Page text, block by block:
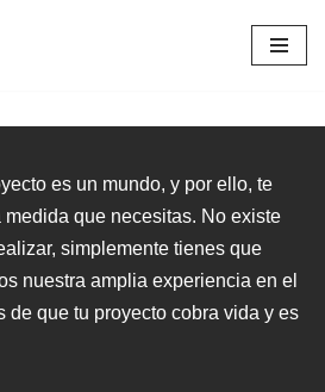
es un mundo, y por ello, te
que necesitas. No existe
simplemente tienes que
nuestra amplia experiencia en el
de que tu proyecto cobra vida y es